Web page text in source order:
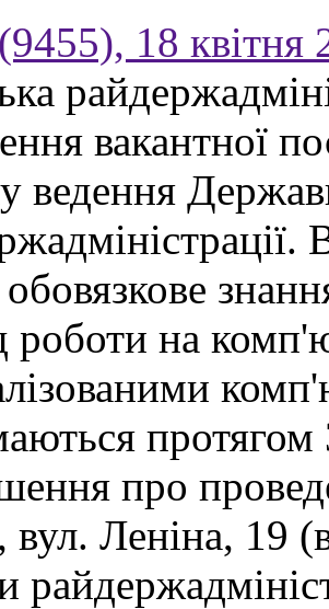
18 квітня
вакантної
ведення
роботи на
протягом
про
Леніна, 19